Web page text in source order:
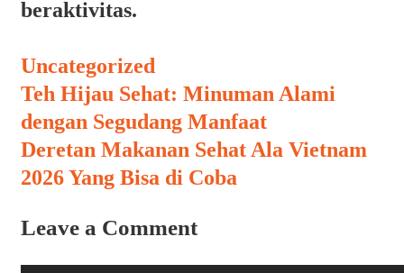
beraktivitas.
Categories
Uncategorized
Post
navigation
Teh Hijau Sehat: Minuman Alami
dengan Segudang Manfaat
Deretan Makanan Sehat Ala Vietnam
2026 Yang Bisa di Coba
Leave a Comment